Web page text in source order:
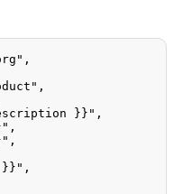
,
,
}}" ,
,
,
}}" ,